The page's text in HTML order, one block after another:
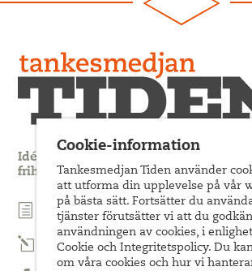
Idédebatt och analys som förnyar
frihets- och jämlikhetssträvan
Prenumerera på nyhetsbrev
Prenumerera på Tiden Magasin
Cookie-information
Tankesmedjan Tiden använder
att utforma din upplevelse på vår
på bästa sätt. Fortsätter du
tjänster förutsätter vi att du
användningen av cookies, i
Cookie och Integritetspolicy. Du
om våra cookies och hur vi